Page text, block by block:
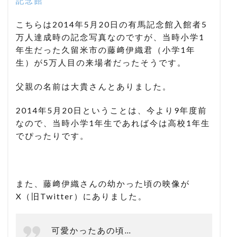
こちらは2014年5月20日の有馬記念館入館者5
万人達成時の記念写真なのですが、当時小学1
年生だった久留米市の藤﨑伊織君（小学1年
生）が5万人目の来場者だったそうです。
父親の名前は大貴さんとありました。
2014年5月20日ということは、今より9年度前
なので、当時小学1年生であれば今は高校1年生
でぴったりです。
また、藤﨑伊織さんの幼かった頃の映像が
X（旧Twitter）にありました。
可愛かったあの頃…